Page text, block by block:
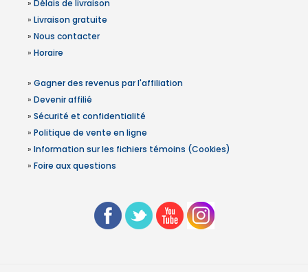
» Délais de livraison
» Livraison gratuite
» Nous contacter
» Horaire
» Gagner des revenus par l'affiliation
» Devenir affilié
» Sécurité et confidentialité
» Politique de vente en ligne
» Information sur les fichiers témoins (Cookies)
» Foire aux questions